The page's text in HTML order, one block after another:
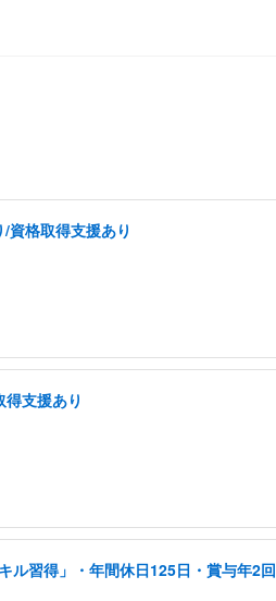
資格取得支援あり
支援あり
ル習得」・年間休日125日・賞与年2回